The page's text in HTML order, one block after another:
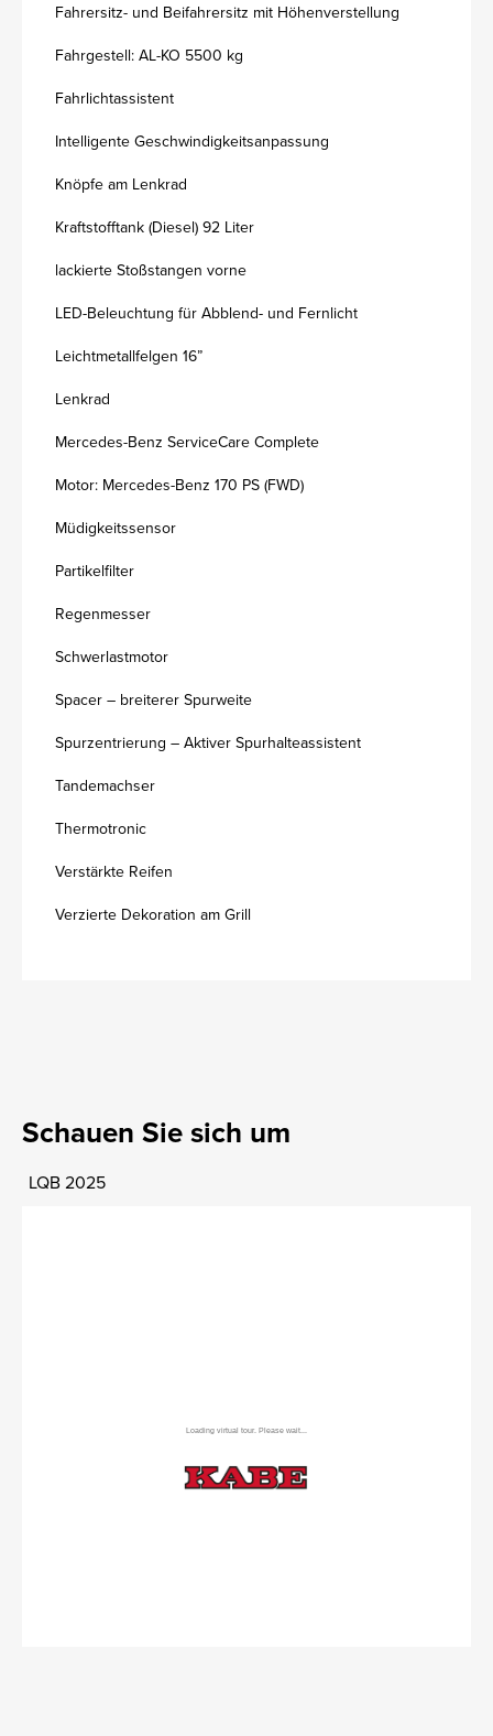
Fahrersitz- und Beifahrersitz mit Höhenverstellung
Fahrgestell: AL-KO 5500 kg
Fahrlichtassistent
Intelligente Geschwindigkeitsanpassung
Knöpfe am Lenkrad
Kraftstofftank (Diesel) 92 Liter
lackierte Stoßstangen vorne
LED-Beleuchtung für Abblend- und Fernlicht
Leichtmetallfelgen 16”
Lenkrad
Mercedes-Benz ServiceCare Complete
Motor: Mercedes-Benz 170 PS (FWD)
Müdigkeitssensor
Partikelfilter
Regenmesser
Schwerlastmotor
Spacer – breiterer Spurweite
Spurzentrierung – Aktiver Spurhalteassistent
Tandemachser
Thermotronic
Verstärkte Reifen
Verzierte Dekoration am Grill
Schauen Sie sich um
LQB 2025